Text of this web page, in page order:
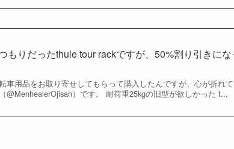
もりだったthule tour rackですが、50%割り引きに
車用品をお取り寄せしてもらって購入したんですが、心が折れ
@MenhealerOjisan）です。 耐荷重25kgの旧型が欲しかった t...